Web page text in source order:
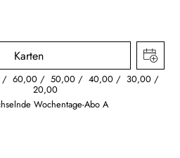
Karten
60,00 50,00 40,00 30,00
20,00
Wochentage-Abo A